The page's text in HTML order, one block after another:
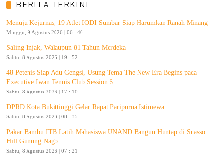
BERITA TERKINI
Menuju Kejurnas, 19 Atlet IODI Sumbar Siap Harumkan Ranah Minang
Minggu, 9 Agustus 2026 | 06 : 40
Saling Injak, Walaupun 81 Tahun Merdeka
Sabtu, 8 Agustus 2026 | 19 : 52
48 Petenis Siap Adu Gengsi, Usung Tema The New Era Begins pada
Executive Iwan Tennis Club Session 6
Sabtu, 8 Agustus 2026 | 17 : 10
DPRD Kota Bukittinggi Gelar Rapat Paripurna Istimewa
Sabtu, 8 Agustus 2026 | 08 : 35
Pakar Bambu ITB Latih Mahasiswa UNAND Bangun Huntap di Suasso
Hill Gunung Nago
Sabtu, 8 Agustus 2026 | 07 : 21